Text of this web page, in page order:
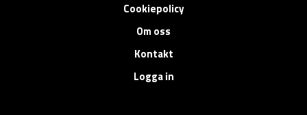
Cookiepolicy
Om oss
Kontakt
Logga in